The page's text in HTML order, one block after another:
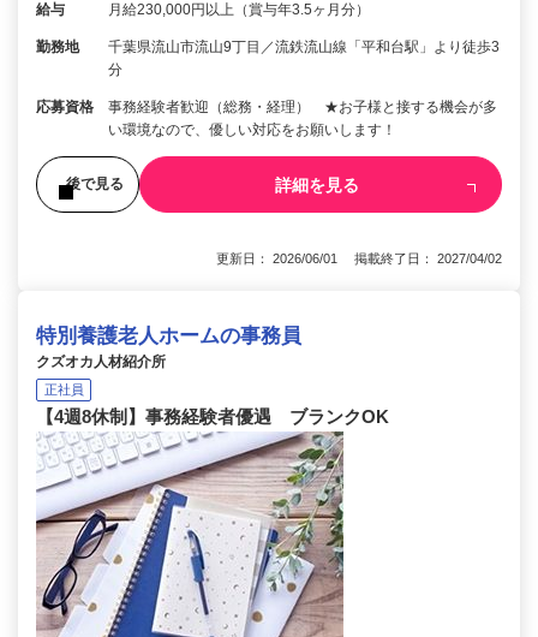
給与 月給230,000円以上（賞与年3.5ヶ月分）
勤務地
千葉県流山市流山9丁目／流鉄流山線「平和台駅」より徒歩3
分
応募資格
事務経験者歓迎（総務・経理） ★お子様と接する機会が多
い環境なので、優しい対応をお願いします！
後で見る 詳細を見る
更新日： 2026/06/01 掲載終了日： 2027/04/02
特別養護老人ホームの事務員
クズオカ人材紹介所
正社員
【4週8休制】事務経験者優遇 ブランクOK